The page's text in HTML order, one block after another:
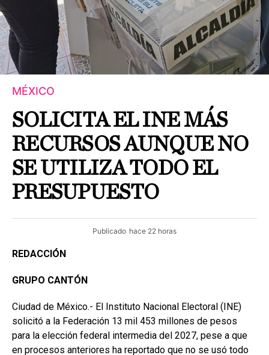
MÉXICO
SOLICITA EL INE MÁS
RECURSOS AUNQUE NO
SE UTILIZA TODO EL
PRESUPUESTO
Publicado hace 22 horas
REDACCIÓN
GRUPO CANTÓN
Ciudad de México.- El Instituto Nacional Electoral (INE)
solicitó a la Federación 13 mil 453 millones de pesos
para la elección federal intermedia del 2027, pese a que
en procesos anteriores ha reportado que no se usó todo